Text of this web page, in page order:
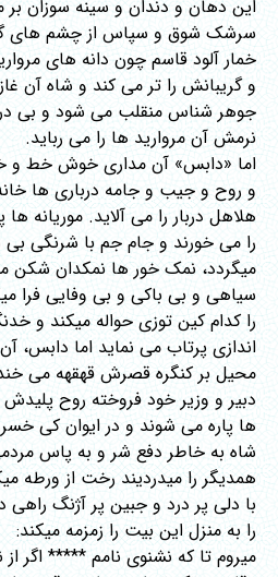
این دهان و دندان و سینه سوزان
سرشک شوق و سپاس از چشم های
خمار آلود قاسم چون دانه های
و گریبانش را تر می کند و شاه آن
جوهر شناس منقلب می شود و بی
نرمش آن مروارید ها را می رباید.
اما «دابس» آن مداری خوش خط و
و روح و جیب و جامه درباری ها
هلاهل دربار را می آلاید. موریانه
را می خورند و جام جم با شرنگی بی
میگردد، نمک خور ها نمکدان شکن
سیاهی و بی باکی و بی وفایی فرا
را کدام کین توزی حواله میکند و
اندازی پرتاب می نماید اما
محیل بر کنگره قصرش قهقهه می
دبیر و وزیر خود فروخته روح پلیدش
ها پاره می شوند و در ایوان کی
شاه به خاطر دفع شر و به پاس
همدیگر را میدردیند رخت از ورطه
با دلی پر درد و جبین پر آژنگ
را به منزل این بیت را زمزمه میکند:
میروم تا که نشنوی نامم ***** اگر